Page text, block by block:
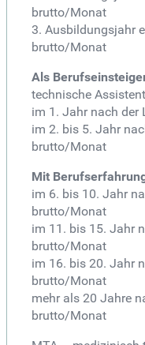
brutto/Monat
3. Ausbildungsjahr
brutto/Monat
Als
technische
im 1. Jahr nach der
im 2. bis 5. Jahr
brutto/Monat
Mit
im 6. bis 10. Jahr
brutto/Monat
im 11. bis 15. Jahr
brutto/Monat
im 16. bis 20. Jahr
brutto/Monat
mehr als 20 Jahre
brutto/Monat